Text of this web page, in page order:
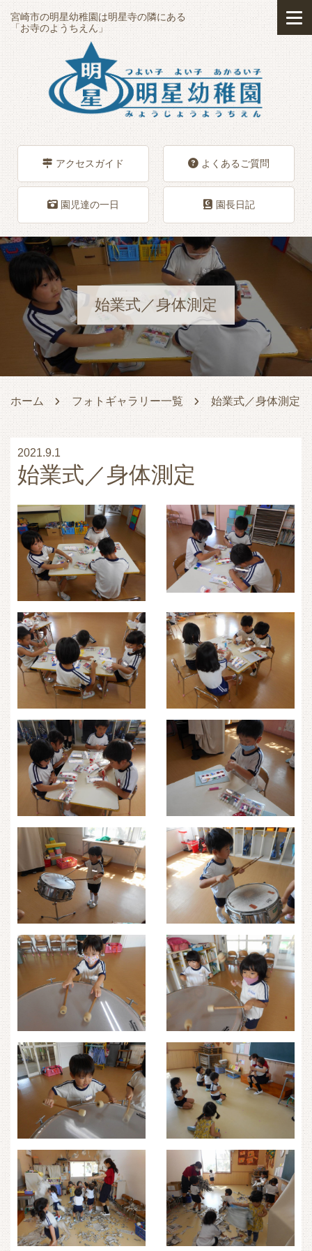
宮崎市の明星幼稚園は明星寺の隣にある
「お寺のようちえん」
アクセスガイド よくあるご質問
園児達の一日 園長日記
始業式／身体測定
ホーム フォトギャラリー一覧 始業式／身体測定
2021.9.1
始業式／身体測定